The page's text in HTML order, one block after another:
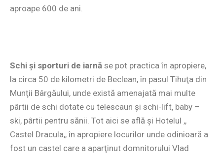
aproape 600 de ani.
Schi şi sporturi de iarnă se pot practica în apropiere,
la circa 50 de kilometri de Beclean, în pasul Tihuţa din
Munţii Bârgăului, unde există amenajată mai multe
pârtii de schi dotate cu telescaun şi schi-lift, baby –
ski, pârtii pentru sănii. Tot aici se află şi Hotelul ,,
Castel Dracula,, în apropiere locurilor unde odinioară a
fost un castel care a aparţinut domnitorului Vlad